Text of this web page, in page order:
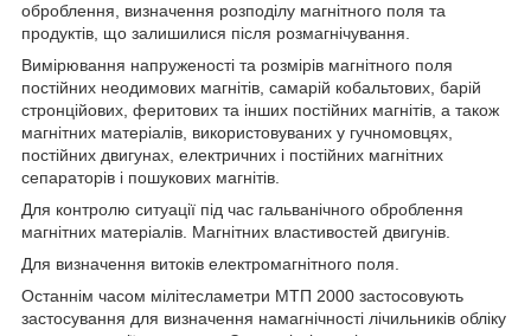
оброблення, визначення розподілу магнітного поля та
продуктів, що залишилися після розмагнічування.
Вимірювання напруженості та розмірів магнітного поля
постійних неодимових магнітів, самарій кобальтових, барій
стронційових, феритових та інших постійних магнітів, а також
магнітних матеріалів, використовуваних у гучномовцях,
постійних двигунах, електричних і постійних магнітних
сепараторів і пошукових магнітів.
Для контролю ситуації під час гальванічного оброблення
магнітних матеріалів. Магнітних властивостей двигунів.
Для визначення витоків електромагнітного поля.
Останнім часом мілітесламетри МТП 2000 застосовують
застосування для визначення намагнічності лічильників обліку